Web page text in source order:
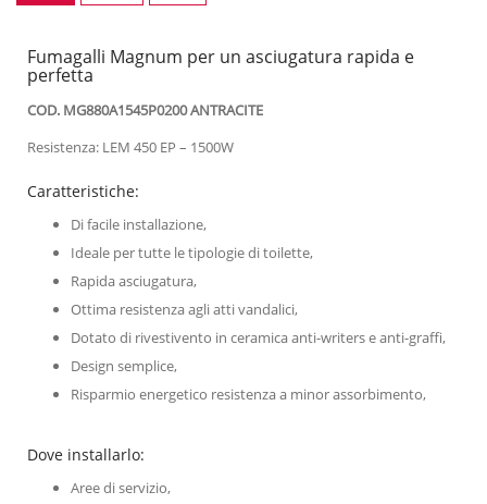
Fumagalli Magnum per un asciugatura rapida e
perfetta
COD. MG880A1545P0200 ANTRACITE
Resistenza: LEM 450 EP – 1500W
Caratteristiche:
Di facile installazione,
Ideale per tutte le tipologie di toilette,
Rapida asciugatura,
Ottima resistenza agli atti vandalici,
Dotato di rivestivento in ceramica anti-writers e anti-graffi,
Design semplice,
Risparmio energetico resistenza a minor assorbimento,
Dove installarlo:
Aree di servizio,